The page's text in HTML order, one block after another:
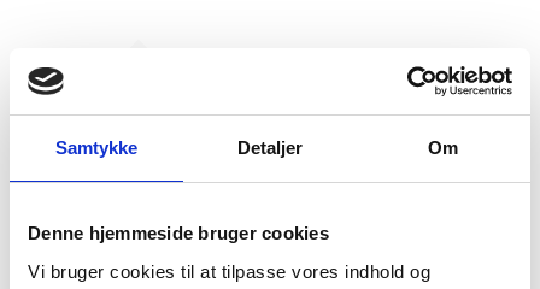
Samtykke Detaljer Om
Denne hjemmeside bruger cookies
Vi bruger cookies til at tilpasse vores indhold og
REFAKO ApS har ingen datterselskaber.